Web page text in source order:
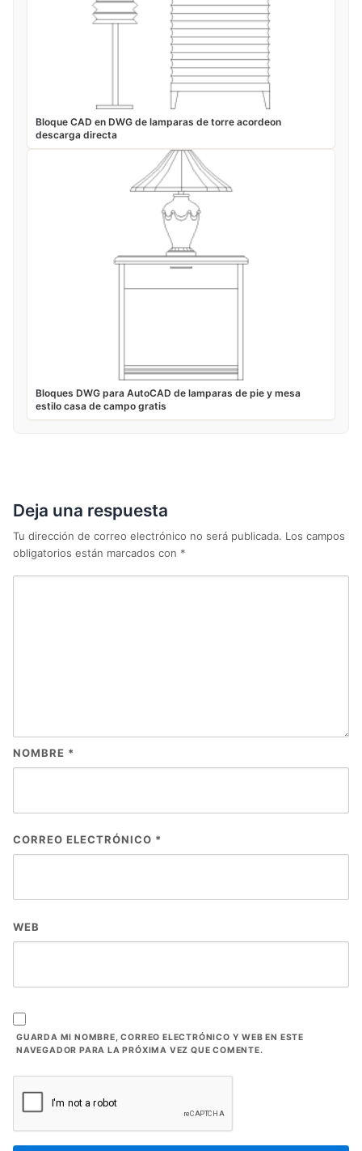
Bloque CAD en DWG de lamparas de torre acordeon
descarga directa
Bloques DWG para AutoCAD de lamparas de pie y mesa
estilo casa de campo gratis
Deja una respuesta
Tu dirección de correo electrónico no será publicada. Los campos
obligatorios están marcados con *
NOMBRE *
CORREO ELECTRÓNICO *
WEB
GUARDA MI NOMBRE, CORREO ELECTRÓNICO Y WEB EN ESTE
NAVEGADOR PARA LA PRÓXIMA VEZ QUE COMENTE.